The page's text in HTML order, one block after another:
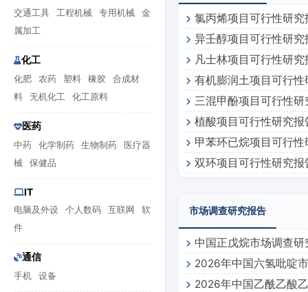
交通工具 工程机械 专用机械
金
属加工
化工
化肥 农药 塑料 橡胶
合成材
料
无机化工 化工原料
医药
中药 化学制药 生物制药
医疗器
械
保健品
IT
电脑及外设 个人数码 互联网
软
件
通信
手机 设备
氯丙烯项目可行性研究
异壬醇项目可行性研究
凡士林项目可行性研究
有机膨润土项目可行性
三混甲酚项目可行性研
植酸项目可行性研究报
甲苯环已烷项目可行性
双环项目可行性研究报
市场调查研究报告
中国正戊烷市场调查研
2026年中国六氢吡啶
2026年中国乙酰乙酸